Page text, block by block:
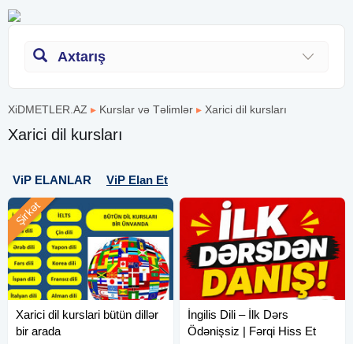
Axtarış
XiDMETLER.AZ ▸ Kurslar və Təlimlər ▸ Xarici dil kursları
Xarici dil kursları
ViP ELANLAR ViP Elan Et
Xarici dil kurslari bütün dillər
bir arada
Şirkət
İngilis Dili – İlk Dərs
Ödənişsiz | Fərqi Hiss Et